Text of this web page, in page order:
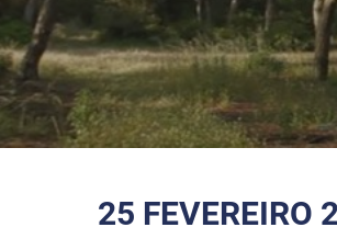
25 FEVEREIRO